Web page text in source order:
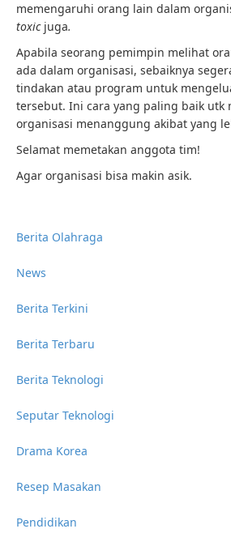
memengaruhi orang lain dalam
toxic juga.
Apabila seorang pemimpin melihat
ada dalam organisasi, sebaiknya
tindakan atau program untuk
tersebut. Ini cara yang paling baik utk
organisasi menanggung akibat yang
Selamat memetakan anggota tim!
Agar organisasi bisa makin asik.
Berita Olahraga
News
Berita Terkini
Berita Terbaru
Berita Teknologi
Seputar Teknologi
Drama Korea
Resep Masakan
Pendidikan